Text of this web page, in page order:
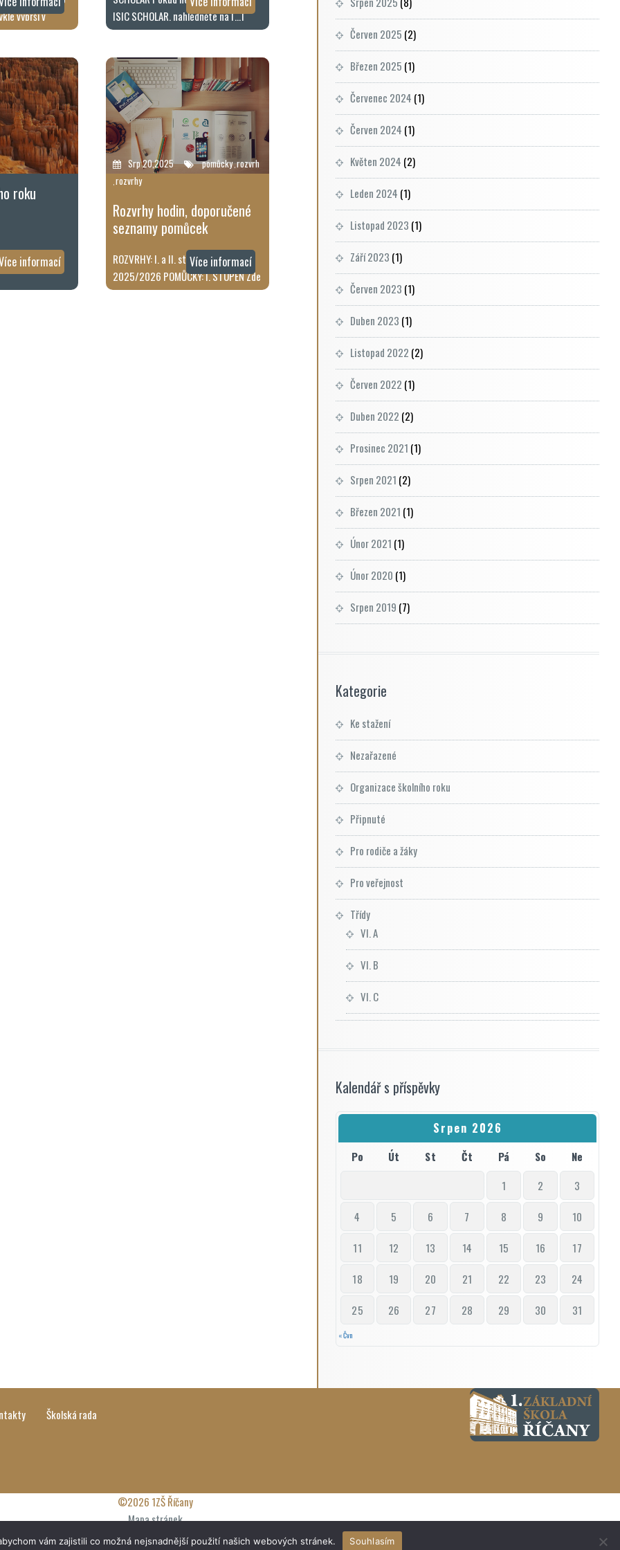
vyprší v
či brzy […]
ISIC SCHOLAR, nahlédněte na […]
roku
informací
Srp 20,2025 pomůcky,rozvrh
,rozvrhy
Rozvrhy hodin, doporučené
seznamy pomůcek
ROZVRHY: I. a II. stupeň pro rok
2025/2026 POMŮCKY: I. STUPEŇ Zde
vyvěšené seznamy jsou pouze
Více informací
Červen 2025 (2)
Březen 2025 (1)
Červenec 2024 (1)
Červen 2024 (1)
Květen 2024 (2)
Leden 2024 (1)
Listopad 2023 (1)
Září 2023 (1)
Červen 2023 (1)
Duben 2023 (1)
Listopad 2022 (2)
Červen 2022 (1)
Duben 2022 (2)
Prosinec 2021 (1)
Srpen 2021 (2)
Březen 2021 (1)
Únor 2021 (1)
Únor 2020 (1)
Srpen 2019 (7)
Kategorie
Ke stažení
Nezařazené
Organizace školního roku
Připnuté
Pro rodiče a žáky
Pro veřejnost
Třídy
VI. A
VI. B
VI. C
Kalendář s příspěvky
Srpen 2026
Po Út St Čt Pá So
Ne
1
2 3
4 5 6 7 8 9 10
11 12 13 14 15 16 17
18 19 20 21 22 23 24
25 26 27 28 29 30 31
« Čvn
Školská rada
©2026 1ZŠ Říčany
Mapa stránek
Prohlášení o přístupnosti
vám zajistili co možná nejsnadnější použití našich webových stránek. Souhlasím